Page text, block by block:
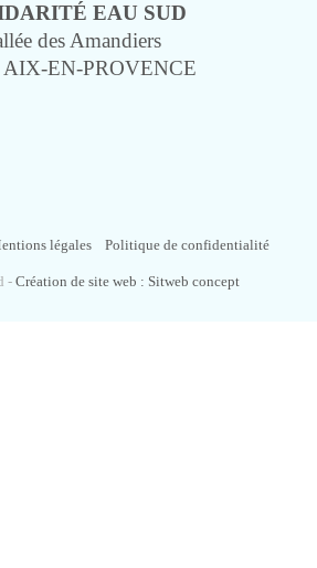
EAU SUD
des Amandiers
AIX-EN-PROVENCE
légales Politique de confidentialité
- Création de site web : Sitweb concept